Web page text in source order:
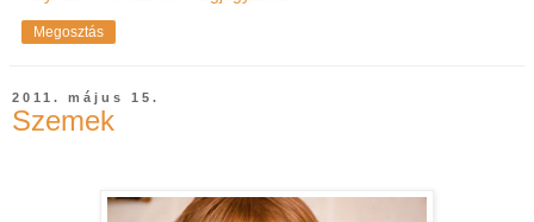
Megosztás
2011. május 15.
Szemek